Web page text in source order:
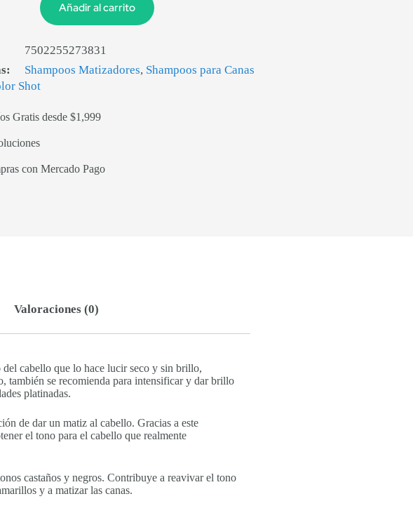
Añadir al carrito
7502255273831
Shampoos Matizadores, Shampoos para Canas
Shot
Gratis desde $1,999
con Mercado Pago
Valoraciones (0)
cabello que lo hace lucir seco y sin brillo,
también se recomienda para intensificar y dar brillo
platinadas.
de dar un matiz al cabello. Gracias a este
el tono para el cabello que realmente
castaños y negros. Contribuye a reavivar el tono
y a matizar las canas.